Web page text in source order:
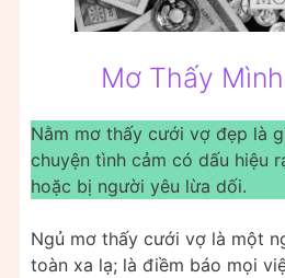
Mơ Thấy
Nằm mơ thấy cưới vợ đẹp là
chuyện tình cảm có dấu hiệu
hoặc bị người yêu lừa dối.
Ngủ mơ thấy cưới vợ là một
toàn xa lạ; là điềm báo mọi